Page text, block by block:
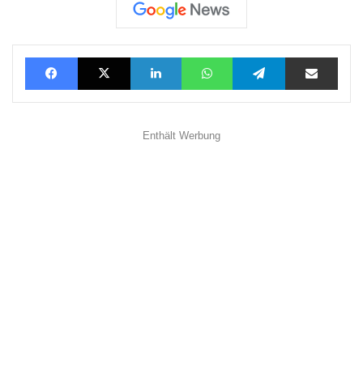
FacebookX LinkedInWhatsAppTelegramTeilen via E-Mail
Enthält Werbung